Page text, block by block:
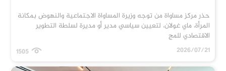
حذر مركز مساواة من توجه وزيرة المساواة الاجتماعية والنهوض بمكانة
المرأة، ماي غولان، لتعيين سياسي مدير أو مديرة لسلطة التطوير
الاقتصادي للمج
2026/07/21